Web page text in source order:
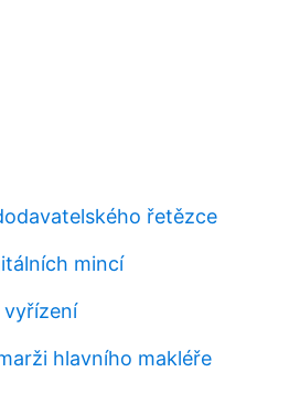
řetězce
mincí
vyřízení
hlavního makléře